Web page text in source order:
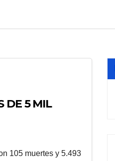
DE 5 MIL
105 muertes y 5.493